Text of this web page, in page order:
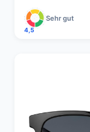
4,5
Sehr gut